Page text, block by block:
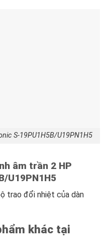
S-19PU1H5B/U19PN1H5
âm trần 2 HP
U19PN1H5
trao đổi nhiệt của dàn
khác tại